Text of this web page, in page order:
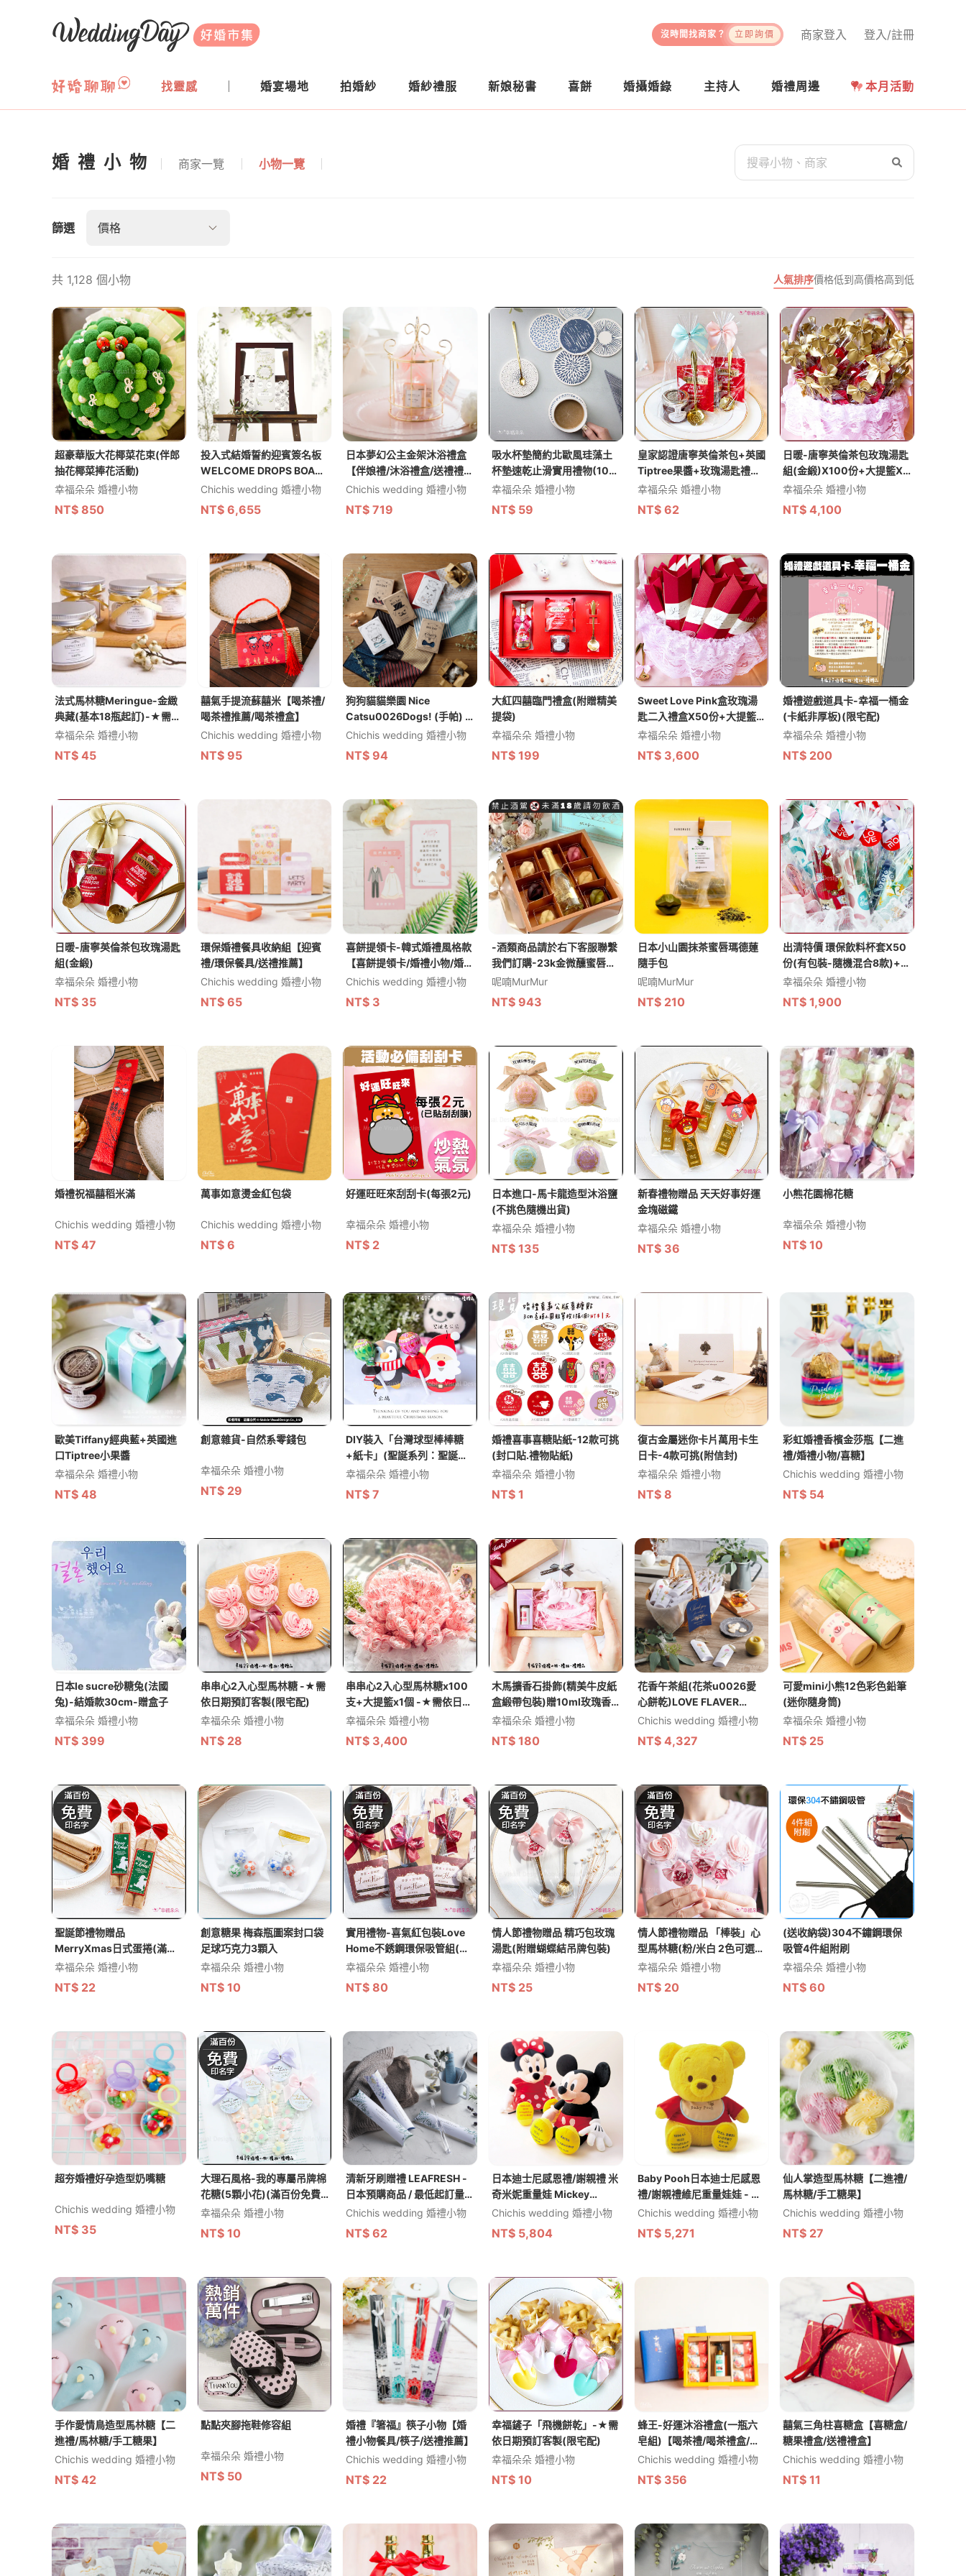
WeddingDay 好婚市集
登入/註冊
商家登入
沒時間找商家？ 立即詢價
找靈感 婚宴場地 拍婚紗 婚紗禮服 新娘秘書 喜餅 婚攝婚錄 主持人 婚禮周邊 本月活動
婚禮小物 婚禮小物導覽
商家一覽 小物一覽
篩選 價格
共 1,128 個小物 人氣排序價格低到高價格高到低
超豪華版大花椰菜花束(伴郎
抽花椰菜捧花活動)
幸福朵朵 婚禮小物
NT$ 850
投入式結婚誓約迎賓簽名板
WELCOME DROPS BOARD
- 日本預購商品
Chichis wedding 婚禮小物
NT$ 6,655
日本夢幻公主金架沐浴禮盒
【伴娘禮/沐浴禮盒/送禮禮
盒】
Chichis wedding 婚禮小物
NT$ 719
吸水杯墊簡約北歐風珪藻土
杯墊速乾止滑實用禮物(10款
可挑)
幸福朵朵 婚禮小物
NT$ 59
皇家認證唐寧英倫茶包+英國
Tiptree果醬+玫瑰湯匙禮物
包
幸福朵朵 婚禮小物
NT$ 62
日暖-唐寧英倫茶包玫瑰湯匙
組(金緞)X100份+大提籃X1
個-(限宅配)
幸福朵朵 婚禮小物
NT$ 4,100
法式馬林糖Meringue-金緻
典藏(基本18瓶起訂)-★需依
日期預訂客製(限宅配)
幸福朵朵 婚禮小物
NT$ 45
囍氣手提流蘇囍米【喝茶禮/
喝茶禮推薦/喝茶禮盒】
Chichis wedding 婚禮小物
NT$ 95
狗狗貓貓樂園 Nice
Catsu0026Dogs! (手帕) -
日本預購商品 / 最低起訂量
為五個
Chichis wedding 婚禮小物
NT$ 94
大紅四囍臨門禮盒(附贈精美
提袋)
幸福朵朵 婚禮小物
NT$ 199
Sweet Love Pink盒玫瑰湯
匙二入禮盒X50份+大提籃
X1個-★限宅配
幸福朵朵 婚禮小物
NT$ 3,600
婚禮遊戲道具卡-幸福一桶金
(卡紙非厚板)(限宅配)
幸福朵朵 婚禮小物
NT$ 200
日暖-唐寧英倫茶包玫瑰湯匙
組(金緞)
幸福朵朵 婚禮小物
NT$ 35
環保婚禮餐具收納組【迎賓
禮/環保餐具/送禮推薦】
Chichis wedding 婚禮小物
NT$ 65
喜餅提領卡-韓式婚禮風格款
【喜餅提領卡/婚禮小物/婚禮
小物推薦】
Chichis wedding 婚禮小物
NT$ 3
-酒類商品請於右下客服聯繫
我們訂購-23k金微醺蜜唇甜
點禮盒-含提袋-20盒優惠
呢喃MurMur
NT$ 943
日本小山園抹茶蜜唇瑪德蓮
隨手包
呢喃MurMur
NT$ 210
出清特價 環保飲料杯套X50
份(有包裝-隨機混合8款)+大
提籃X1個(限宅配)
幸福朵朵 婚禮小物
NT$ 1,900
婚禮祝福囍稻米滿
Chichis wedding 婚禮小物
NT$ 47
萬事如意燙金紅包袋
Chichis wedding 婚禮小物
NT$ 6
好運旺旺來刮刮卡(每張2元)
幸福朵朵 婚禮小物
NT$ 2
日本進口-馬卡龍造型沐浴鹽
(不挑色隨機出貨)
幸福朵朵 婚禮小物
NT$ 135
新春禮物贈品 天天好事好運
金塊磁鐵
幸福朵朵 婚禮小物
NT$ 36
小熊花園棉花糖
幸福朵朵 婚禮小物
NT$ 10
歐美Tiffany經典藍+英國進
口Tiptree小果醬
幸福朵朵 婚禮小物
NT$ 48
創意雜貨-自然系零錢包
幸福朵朵 婚禮小物
NT$ 29
DIY裝入「台灣球型棒棒糖
+紙卡」(聖誕系列：聖誕老
公公/企鵝可選)
幸福朵朵 婚禮小物
NT$ 7
婚禮喜事喜糖貼紙-12款可挑
(封口貼.禮物貼紙)
幸福朵朵 婚禮小物
NT$ 1
復古金屬迷你卡片萬用卡生
日卡-4款可挑(附信封)
幸福朵朵 婚禮小物
NT$ 8
彩虹婚禮香檳金莎瓶【二進
禮/婚禮小物/喜糖】
Chichis wedding 婚禮小物
NT$ 54
日本le sucre砂糖兔(法國
兔)-結婚款30cm-贈盒子
幸福朵朵 婚禮小物
NT$ 399
串串心2入心型馬林糖 -★需
依日期預訂客製(限宅配)
幸福朵朵 婚禮小物
NT$ 28
串串心2入心型馬林糖x100
支+大提籃x1個 -★需依日期
預訂客製(限宅配)
幸福朵朵 婚禮小物
NT$ 3,400
木馬擴香石掛飾(精美牛皮紙
盒緞帶包裝)贈10ml玫瑰香
氛精油
幸福朵朵 婚禮小物
NT$ 180
花香午茶組(花茶u0026愛
心餅乾)LOVE FLAVER
BASKET - 日本預購商品 / 最
低起訂量為五個
Chichis wedding 婚禮小物
NT$ 4,327
可愛mini小熊12色彩色鉛筆
(迷你隨身筒)
幸福朵朵 婚禮小物
NT$ 25
聖誕節禮物贈品
MerryXmas日式蛋捲(滿百
份免費印名字) -★需依日期
預訂客製(限宅配)
幸福朵朵 婚禮小物
NT$ 22
創意糖果 梅森瓶圖案封口袋
足球巧克力3顆入
幸福朵朵 婚禮小物
NT$ 10
實用禮物-喜氣紅包裝Love
Home不銹鋼環保吸管組(滿
百份免費印名字)
幸福朵朵 婚禮小物
NT$ 80
情人節禮物贈品 精巧包玫瑰
湯匙(附贈蝴蝶結吊牌包裝)
幸福朵朵 婚禮小物
NT$ 25
情人節禮物贈品 「棒裝」心
型馬林糖(粉/米白 2色可選)
(滿百份免費印名字) -★需依
日期預訂客製(限宅配)
幸福朵朵 婚禮小物
NT$ 20
(送收納袋)304不鏽鋼環保
吸管4件組附刷
幸福朵朵 婚禮小物
NT$ 60
超夯婚禮好孕造型奶嘴糖
Chichis wedding 婚禮小物
NT$ 35
大理石風格-我的專屬吊牌棉
花糖(5顆小花)(滿百份免費
印名字)
幸福朵朵 婚禮小物
NT$ 10
清新牙刷贈禮 LEAFRESH -
日本預購商品 / 最低起訂量
為五個
Chichis wedding 婚禮小物
NT$ 62
日本迪士尼感恩禮/謝親禮 米
奇米妮重量娃 Mickey
Mouse - 日本預購商品
Chichis wedding 婚禮小物
NT$ 5,804
Baby Pooh日本迪士尼感恩
禮/謝親禮維尼重量娃娃 - 日
本預購商品
Chichis wedding 婚禮小物
NT$ 5,271
仙人掌造型馬林糖【二進禮/
馬林糖/手工糖果】
Chichis wedding 婚禮小物
NT$ 27
手作愛情鳥造型馬林糖【二
進禮/馬林糖/手工糖果】
Chichis wedding 婚禮小物
NT$ 42
點點夾腳拖鞋修容組
幸福朵朵 婚禮小物
NT$ 50
婚禮『箸福』筷子小物【婚
禮小物餐具/筷子/送禮推薦】
Chichis wedding 婚禮小物
NT$ 22
幸福鏟子「飛機餅乾」-★需
依日期預訂客製(限宅配)
幸福朵朵 婚禮小物
NT$ 10
蜂王-好運沐浴禮盒(一瓶六
皂組)【喝茶禮/喝茶禮盒/沐
浴乳禮盒】
Chichis wedding 婚禮小物
NT$ 356
囍氣三角柱喜糖盒【喜糖盒/
糖果禮盒/送禮禮盒】
Chichis wedding 婚禮小物
NT$ 11